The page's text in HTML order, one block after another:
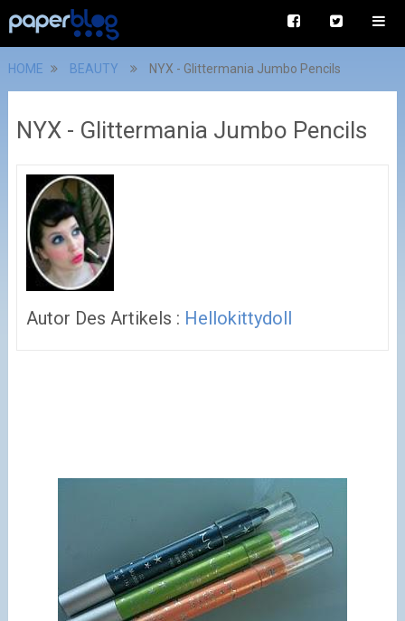
HOME BEAUTY NYX - Glittermania Jumbo Pencils
NYX - Glittermania Jumbo Pencils
Autor Des Artikels : Hellokittydoll